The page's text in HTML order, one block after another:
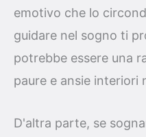
emotivo che lo
guidare nel sogno ti
potrebbe essere una
paure e ansie interiori
D'altra parte, se